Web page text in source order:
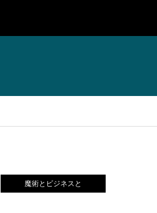
魔術とビジネスと